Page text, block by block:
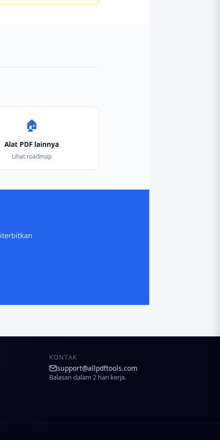
🏠
Alat PDF lainnya
Lihat roadmap
KONTAK
support@allpdftools.com
Balasan dalam 2 hari kerja.